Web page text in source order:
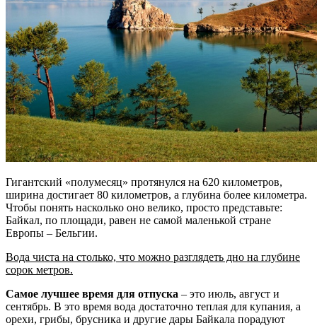
Гигантский «полумесяц» протянулся на 620 километров,
ширина достигает 80 километров, а глубина более километра.
Чтобы понять насколько оно велико, просто представьте:
Байкал, по площади, равен не самой маленькой стране
Европы – Бельгии.
Вода чиста на столько, что можно разглядеть дно на глубине
сорок метров.
Самое лучшее время для отпуска – это июль, август и
сентябрь. В это время вода достаточно теплая для купания, а
орехи, грибы, брусника и другие дары Байкала порадуют